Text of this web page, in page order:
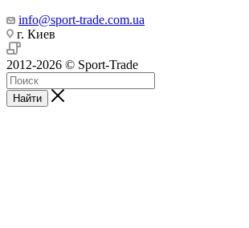
info@sport-trade.com.ua
г. Киев
2012-2026 © Sport-Trade
Найти